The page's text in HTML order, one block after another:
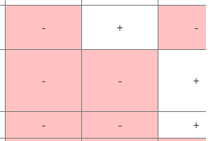
- + -
- - +
- -
+